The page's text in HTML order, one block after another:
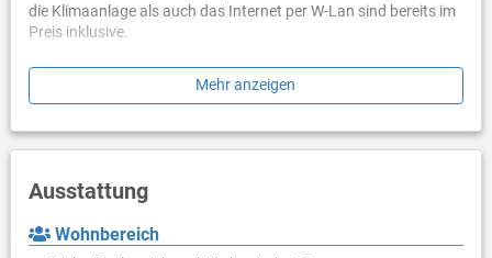
die Klimaanlage als auch das Internet per W-Lan sind bereits im
Preis inklusive.
Die Gäste können einige der beliebten Strände in der Nähe
(Glavotok, Vela Jana) oder kleine Strände besuchen.
Mehr anzeigen
Ausstattung
Wohnbereich